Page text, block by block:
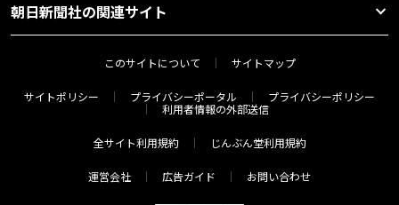
朝日新聞社の関連サイト
このサイトについて サイトマップ
サイトポリシー プライバシーポータル
プライバシーポリシー
利用者情報の外部送信
全サイト利用規約 じんぶん堂利用規約
運営会社 広告ガイド お問い合わせ